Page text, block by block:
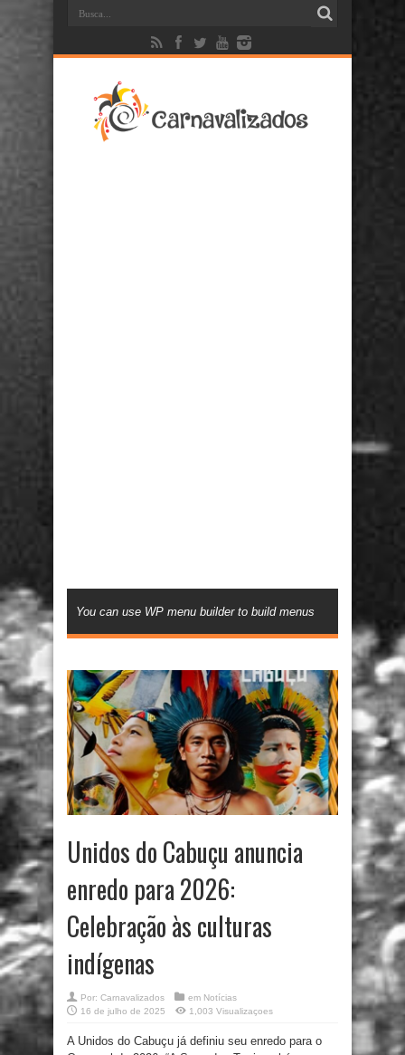
You can use WP menu builder to build menus
Unidos do Cabuçu anuncia
enredo para 2026:
Celebração às culturas
indígenas
Por: Carnavalizados em Notícias
16 de julho de 2025
1,003 Visualizaçoes
A Unidos do Cabuçu já definiu seu enredo para o